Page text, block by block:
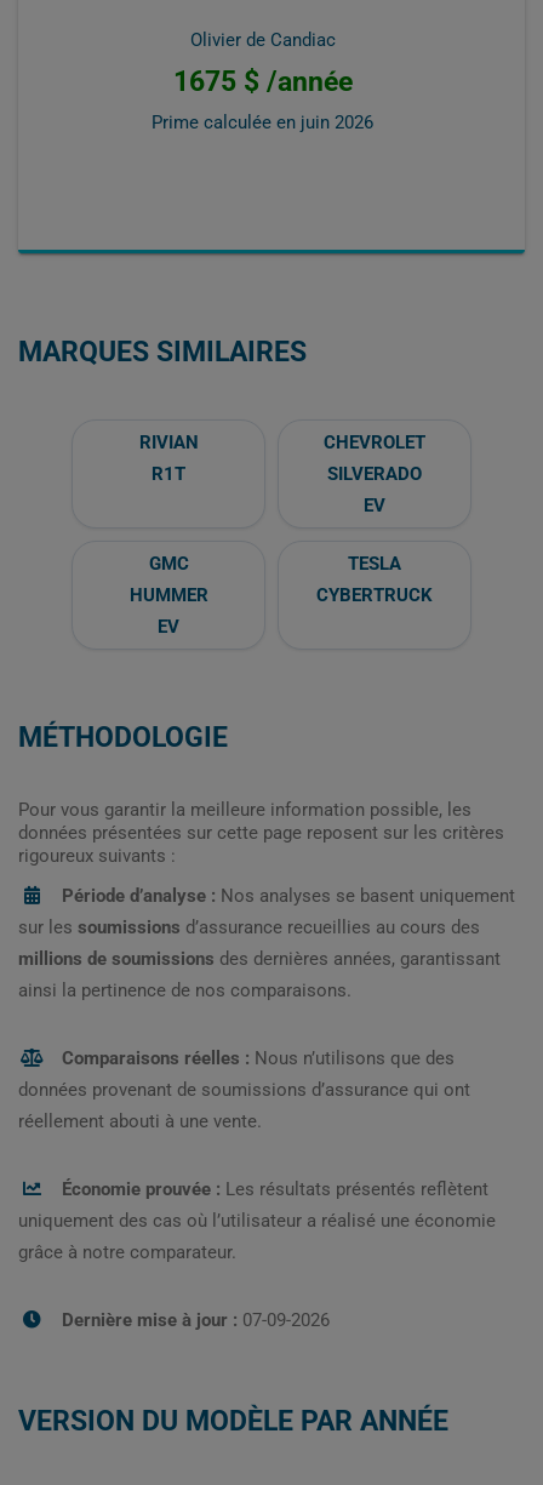
Olivier de Candiac
1675 $ /année
Prime calculée en juin 2026
MARQUES SIMILAIRES
RIVIAN
R1T
CHEVROLET
SILVERADO
EV
GMC
HUMMER
EV
TESLA
CYBERTRUCK
MÉTHODOLOGIE
Pour vous garantir la meilleure information possible, les
données présentées sur cette page reposent sur les critères
rigoureux suivants :
Période d’analyse : Nos analyses se basent uniquement
sur les soumissions d’assurance recueillies au cours des
millions de soumissions des dernières années, garantissant
ainsi la pertinence de nos comparaisons.
Comparaisons réelles : Nous n’utilisons que des
données provenant de soumissions d’assurance qui ont
réellement abouti à une vente.
Économie prouvée : Les résultats présentés reflètent
uniquement des cas où l’utilisateur a réalisé une économie
grâce à notre comparateur.
Dernière mise à jour : 07-09-2026
VERSION DU MODÈLE PAR ANNÉE